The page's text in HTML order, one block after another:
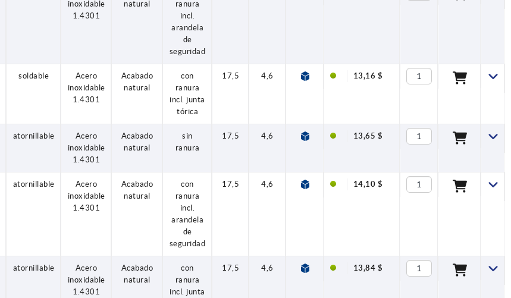
inoxidable
1.4301
natural
ranura
incl.
arandela
de
seguridad
soldable
Acero
inoxidable
1.4301
Acabado
natural
con
ranura
incl. junta
tórica
17,5 4,6 18 5 — 78 —
13,16 $
atornillable
Acero
inoxidable
1.4301
Acabado
natural
sin
ranura
17,5 4,6 18 5 M4 75 20
13,65 $
atornillable
Acero
inoxidable
1.4301
Acabado
natural
con
ranura
incl.
arandela
de
seguridad
17,5 4,6 18 5 M4 78 20
14,10 $
atornillable
Acero
inoxidable
1.4301
Acabado
natural
con
ranura
incl. junta
17,5 4,6 18 5 M4 78 20
13,84 $